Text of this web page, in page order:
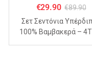
€29.90 €89.90
Σετ Σεντόνια
100% Βαμβακερά –